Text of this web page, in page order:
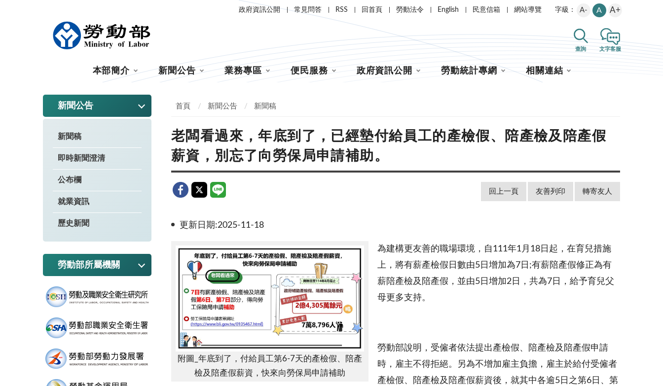
政府資訊公開 常見問答 RSS 回首頁 勞動法令 English 民意信箱 網站導覽 字級： A- A A+
查詢 文字客服
本部簡介 新聞公告 業務專區 便民服務 政府資訊公開 勞動統計專網 相關連結
新聞公告
新聞稿
即時新聞澄清
公布欄
就業資訊
歷史新聞
勞動部所屬機關
首頁 新聞公告 新聞稿
老闆看過來，年底到了，已經墊付給員工的產檢假、陪產檢及陪產假
薪資，別忘了向勞保局申請補助。
回上一頁 友善列印 轉寄友人
更新日期:2025-11-18
附圖_年底到了，付給員工第6-7天的產檢假、陪產
檢及陪產假薪資，快來向勞保局申請補助
為建構更友善的職場環境，自111年1月18日起，在育兒措施
上，將有薪產檢假日數由5日增加為7日;有薪陪產假修正為有
薪陪產檢及陪產假，並由5日增加2日，共為7日，給予育兒父
母更多支持。
勞動部說明，受僱者依法提出產檢假、陪產檢及陪產假申請
時，雇主不得拒絕。另為不增加雇主負擔，雇主於給付受僱者
產檢假、陪產檢及陪產假薪資後，就其中各逾5日之第6日、第